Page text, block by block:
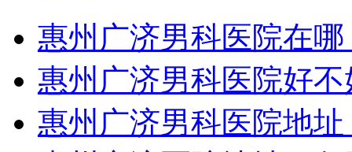
惠州广济男科医院在哪
惠州广济男科医院好不
惠州广济男科医院地址